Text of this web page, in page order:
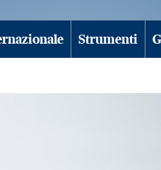
Strumenti